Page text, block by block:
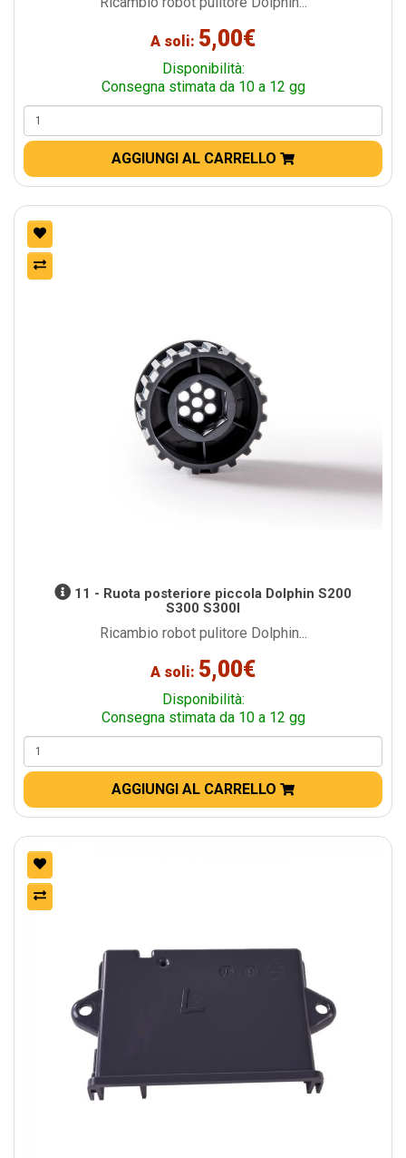
A soli: 5,00€
Disponibilità:
Consegna stimata da 10 a 12 gg
AGGIUNGI AL CARRELLO
11 - Ruota posteriore piccola Dolphin S200
S300 S300I
Ricambio robot pulitore Dolphin...
A soli: 5,00€
Disponibilità:
Consegna stimata da 10 a 12 gg
AGGIUNGI AL CARRELLO